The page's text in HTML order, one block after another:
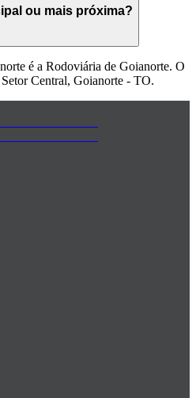
ou mais próxima?
é a Rodoviária de Goianorte. O
Central, Goianorte - TO.